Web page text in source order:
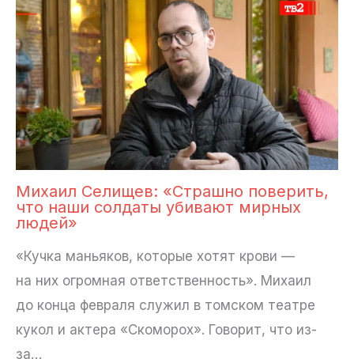
Михаил Селищев: «Страшно поверить,
что наши солдаты убивают мирных
людей»
«Кучка маньяков, которые хотят крови —
на них огромная ответственность». Михаил
до конца февраля служил в томском театре
кукол и актера «Скоморох». Говорит, что из-
за…